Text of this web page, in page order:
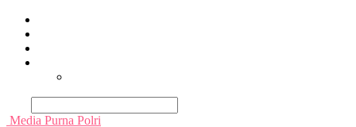
Media Purna Polri